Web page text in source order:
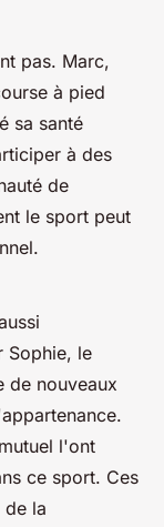
pas. Marc,
à pied
sa santé
à des
de
le sport peut
Sophie, le
de nouveaux
l'ont
ce sport. Ces
de la